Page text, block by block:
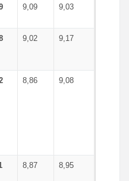
9,09 9,03
9,02 9,17
8,86 9,08
8,87 8,95